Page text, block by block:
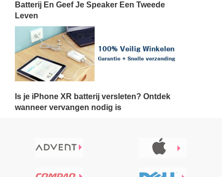
Batterij En Geef Je Speaker Een Tweede
Leven
Is je iPhone XR batterij versleten? Ontdek
wanneer vervangen nodig is